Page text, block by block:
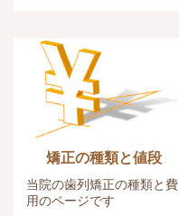
矯正の種類と値段
当院の歯列矯正の種類と費
用のページです